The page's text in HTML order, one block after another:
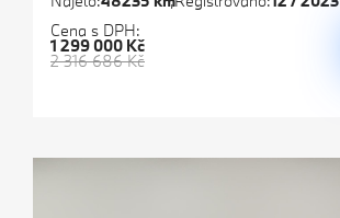
Cena s DPH:
2 316 686 Kč
1 299 000 Kč